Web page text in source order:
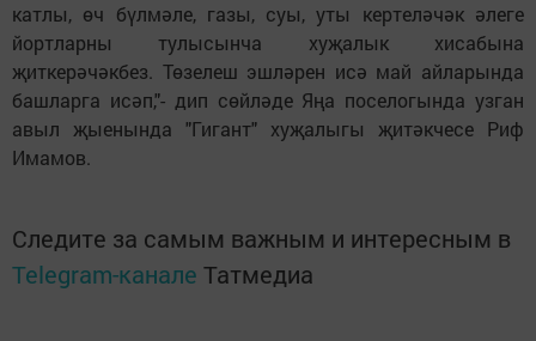
катлы, өч бүлмәле, газы, суы, уты кертеләчәк әлеге
йортларны тулысынча хуҗалык хисабына
җиткерәчәкбез. Төзелеш эшләрен исә май айларында
башларга исәп,"- дип сөйләде Яңа поселогында узган
авыл җыенында "Гигант" хуҗалыгы җитәкчесе Риф
Имамов.
Следите за самым важным и интересным в
Telegram-канале Татмедиа